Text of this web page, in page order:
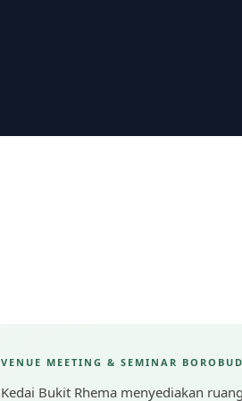
VENUE MEETING & SEMINAR
Kedai Bukit Rhema menyediakan